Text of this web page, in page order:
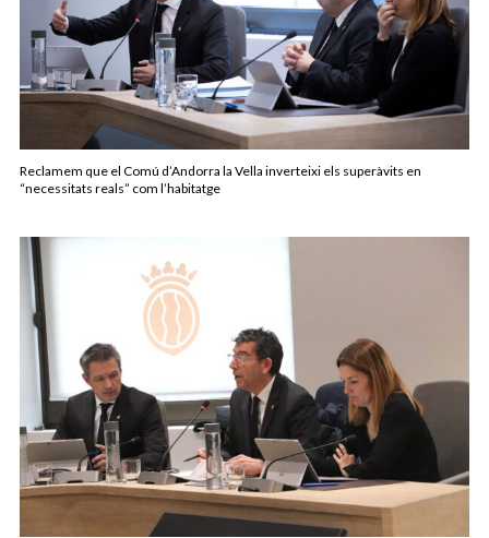
Reclamem que el Comú d’Andorra la Vella inverteixi els superàvits en
“necessitats reals” com l’habitatge